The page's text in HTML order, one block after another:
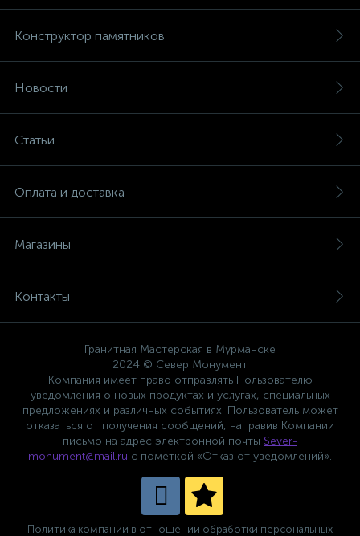
Конструктор памятников
Новости
Статьи
Оплата и доставка
Магазины
Контакты
Гранитная Мастерская в Мурманске
2024 © Север Монумент
Компания имеет право отправлять Пользователю
уведомления о новых продуктах и услугах, специальных
предложениях и различных событиях. Пользователь может
отказаться от получения сообщений, направив Компании
письмо на адрес электронной почты Sever-
monument@mail.ru с пометкой «Отказ от уведомлений».
Политика компании в отношении обработки персональных